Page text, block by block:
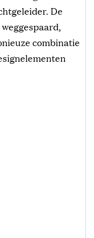
De
combinatie